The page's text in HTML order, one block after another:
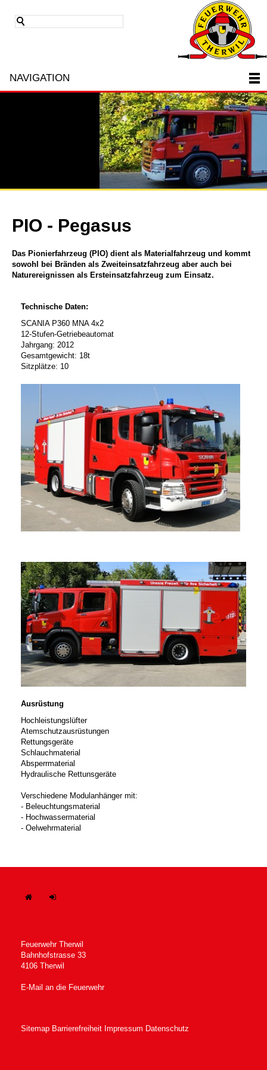
NAVIGATION
PIO - Pegasus
Das Pionierfahrzeug (PIO) dient als Materialfahrzeug und kommt
sowohl bei Bränden als Zweiteinsatzfahrzeug aber auch bei
Naturereignissen als Ersteinsatzfahrzeug zum Einsatz.
Technische Daten:
SCANIA P360 MNA 4x2
12-Stufen-Getriebeautomat
Jahrgang: 2012
Gesamtgewicht: 18t
Sitzplätze: 10
Ausrüstung
Hochleistungslüfter
Atemschutzausrüstungen
Rettungsgeräte
Schlauchmaterial
Absperrmaterial
Hydraulische Rettunsgeräte
Verschiedene Modulanhänger mit:
- Beleuchtungsmaterial
- Hochwassermaterial
- Oelwehrmaterial
Feuerwehr Therwil
Bahnhofstrasse 33
4106 Therwil
E-Mail an die Feuerwehr
Sitemap Barrierefreiheit Impressum Datenschutz